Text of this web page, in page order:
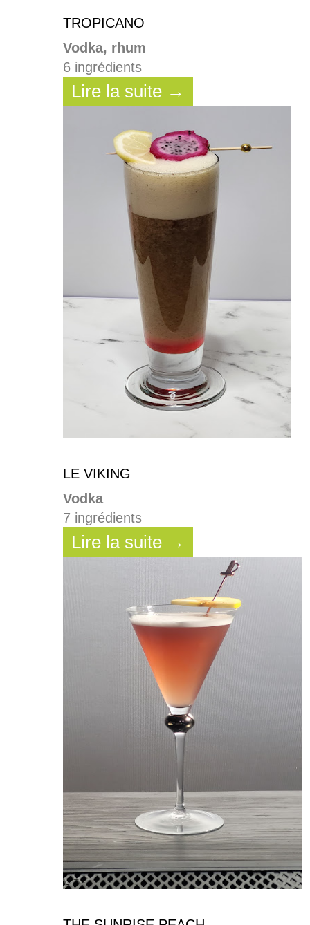
TROPICANO
Vodka, rhum
6 ingrédients
Lire la suite →
LE VIKING
Vodka
7 ingrédients
Lire la suite →